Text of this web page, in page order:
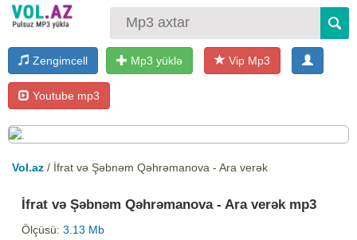
Zengimcell Mp3 yüklə Vip Mp3
Youtube mp3
Vol.az / İfrat və Şəbnəm Qəhrəmanova - Ara verək
İfrat və Şəbnəm Qəhrəmanova - Ara verək mp3
Ölçüsü:3.13 Mb